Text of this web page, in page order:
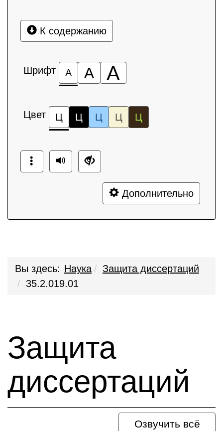
К содержанию
Шрифт А А А
Цвет Ц Ц Ц Ц Ц
Дополнительно
Вы здесь: Наука
Защита диссертаций
35.2.019.01
Защита
диссертаций
Озвучить всё